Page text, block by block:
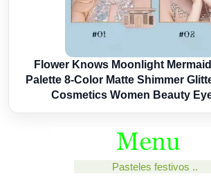
Flower Knows Moonlight
Palette 8-Color Matte Shimmer
Cosmetics Women Beauty
Pasteles festivos ..